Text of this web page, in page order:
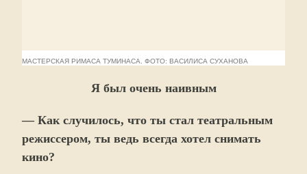
МАСТЕРСКАЯ РИМАСА ТУМИНАСА. ФОТО: ВАСИЛИСА СУХАНОВА
Я был очень наивным
— Как случилось, что ты стал театральным
режиссером, ты ведь всегда хотел снимать
кино?